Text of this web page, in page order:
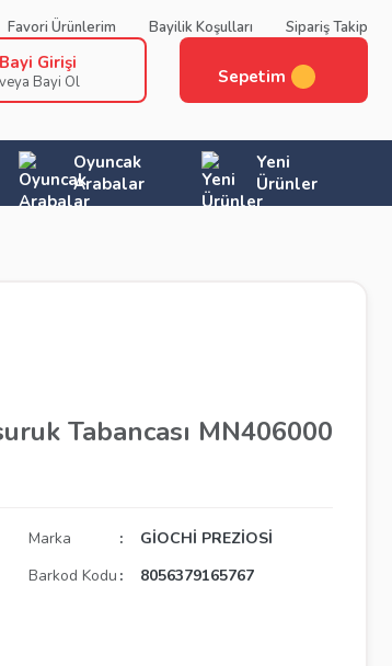
Favori Ürünlerim Bayilik Koşulları Sipariş Takip
Bayi Girişi
veya Bayi Ol Sepetim
Oyuncak
Arabalar
Yeni
Ürünler
Tabancası MN406000
Marka
GİOCHİ PREZİOSİ
Barkod Kodu 8056379165767